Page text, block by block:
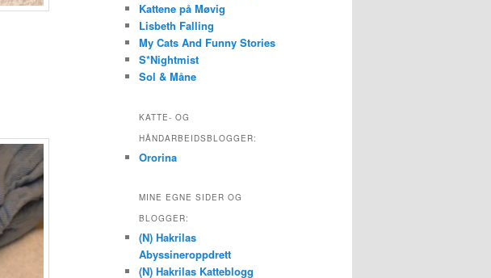
Kattene på Møvig
Lisbeth Falling
My Cats And Funny Stories
S*Nightmist
Sol & Måne
KATTE- OG
HÅNDARBEIDSBLOGGER:
Ororina
MINE EGNE SIDER OG
BLOGGER:
(N) Hakrilas
Abyssineroppdrett
(N) Hakrilas Katteblogg